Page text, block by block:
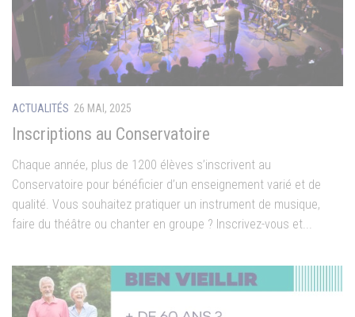
ACTUALITÉS 26 MAI, 2025
Inscriptions au Conservatoire
Chaque année, plus de 1200 élèves s’inscrivent au
Conservatoire pour bénéficier d’un enseignement varié et de
qualité. Vous souhaitez pratiquer un instrument de musique,
faire du théâtre ou chanter en groupe ? Inscrivez-vous et...